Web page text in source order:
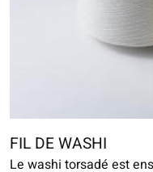
FIL DE WASHI
Le washi torsadé est